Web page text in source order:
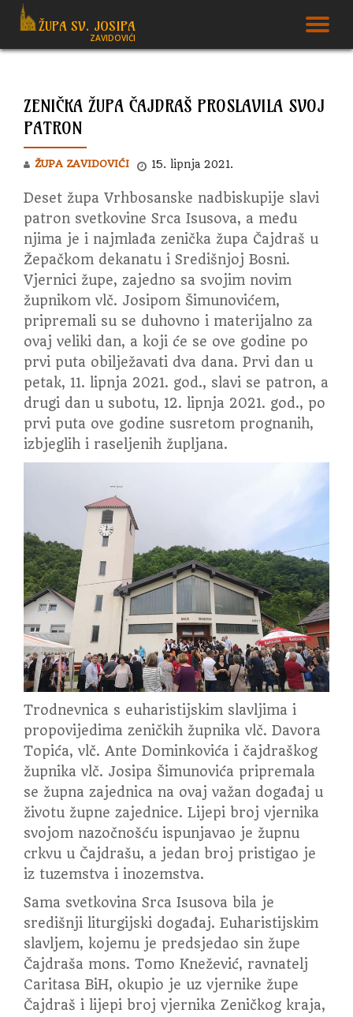
to
ŽUPA SV. JOSIPA
ZAVIDOVIĆI
ZENIČKA ŽUPA ČAJDRAŠ PROSLAVILA SVOJ
PATRON
ŽUPA ZAVIDOVIĆI 15. lipnja 2021.
Deset župa Vrhbosanske nadbiskupije slavi
patron svetkovine Srca Isusova, a među
njima je i najmlađa zenička župa Čajdraš u
Žepačkom dekanatu i Središnjoj Bosni.
Vjernici župe, zajedno sa svojim novim
župnikom vlč. Josipom Šimunovićem,
pripremali su se duhovno i materijalno za
ovaj veliki dan, a koji će se ove godine po
prvi puta obilježavati dva dana. Prvi dan u
petak, 11. lipnja 2021. god., slavi se patron, a
drugi dan u subotu, 12. lipnja 2021. god., po
prvi puta ove godine susretom prognanih,
izbjeglih i raseljenih župljana.
Trodnevnica s euharistijskim slavljima i
propovijedima zeničkih župnika vlč. Davora
Topića, vlč. Ante Dominkovića i čajdraškog
župnika vlč. Josipa Šimunovića pripremala
se župna zajednica na ovaj važan događaj u
životu župne zajednice. Lijepi broj vjernika
svojom nazočnošću ispunjavao je župnu
crkvu u Čajdrašu, a jedan broj pristigao je
iz tuzemstva i inozemstva.
Sama svetkovina Srca Isusova bila je
središnji liturgijski događaj. Euharistijskim
slavljem, kojemu je predsjedao sin župe
Čajdraša mons. Tomo Knežević, ravnatelj
Caritasa BiH, okupio je uz vjernike župe
Čajdraš i lijepi broj vjernika Zeničkog kraja,